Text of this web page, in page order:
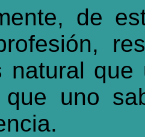
de
natural que
uno